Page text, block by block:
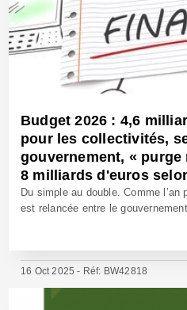
Budget 2026 : 4,6
pour les collectivités,
gouvernement, « purge
8 milliards d'euros
Du simple au double. Comme
est relancée entre le
16 Oct 2025 - Réf: BW42818